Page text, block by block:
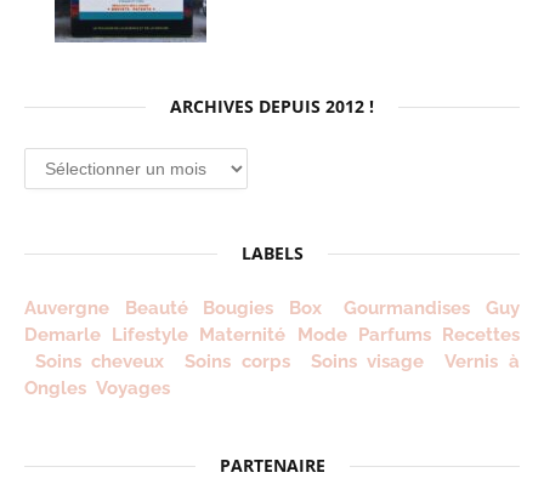
ARCHIVES DEPUIS 2012 !
Archives
depuis
LABELS
Auvergne Beauté Bougies Box Gourmandises
Guy
Demarle Lifestyle Maternité Mode Parfums Recettes
Soins cheveux
Soins corps Soins visage
Vernis à
Ongles Voyages
PARTENAIRE